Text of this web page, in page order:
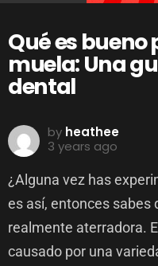
Qué es bueno
muela: Una
dental
by heathee
3 years ago
¿Alguna vez has
es así, entonces sabes
realmente aterradora.
causado por una